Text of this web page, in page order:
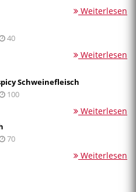
Weiterlesen
40
Weiterlesen
Schweinefleisch
100
Weiterlesen
70
Weiterlesen